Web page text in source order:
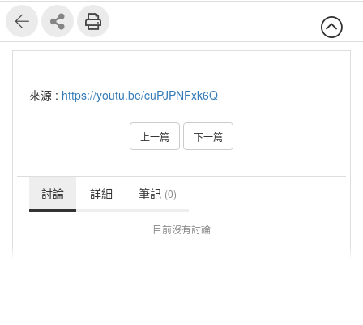
來源 : https://youtu.be/cuPJPNFxk6Q
上一篇 下一篇
討論 詳細 筆記 (0)
目前沒有討論